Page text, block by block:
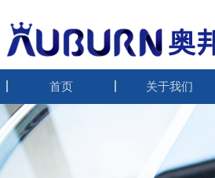
首页 关于我们